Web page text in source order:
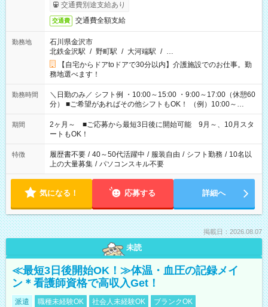
交通費別途支給あり
交通費 交通費全額支給
勤務地
石川県金沢市
北鉄金沢駅 / 野町駅 / 大河端駅 / …
【自宅からドアtoドアで30分以内】介護施設でのお仕事。勤
務地選べます！
勤務時間
＼日勤のみ／ シフト例 ・10:00～15:00 ・9:00～17:00（休憩60
分） ■ご希望があればその他シフトもOK！ （例）10:00～
19:00 など 「家族とお休みを合わせたい」 「できれば残業は
したくない」 など、あなたのご希望に沿ったお仕事をご紹介し
ます！ ※Wワーク希望の方へ 今ご覧のお仕事で希望する勤務時
間と、もう1つのお仕事の勤務時間。 合計で週40時間を超える
場合は応募できません
期間
2ヶ月～ ■ご応募から最短3日後に開始可能 9月～、10月スタ
ートもOK！
特徴 履歴書不要 / 40～50代活躍中 / 服装自由 / シフト勤務 / 10名以
上の大量募集 / パソコンスキル不要
気になる！ 応募する 詳細へ
掲載日：2026.08.07
未読
≪最短3日後開始OK！≫体温・血圧の記録メイ
ン＊看護師資格で高収入Get！
派遣 職種未経験OK 社会人未経験OK
ブランクOK